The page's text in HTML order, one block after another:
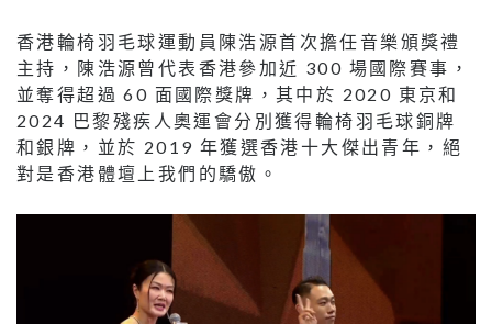
香港輪椅羽毛球運動員陳浩源首次擔任音樂頒獎禮
主持，陳浩源曾代表香港參加近 300 場國際賽事，
並奪得超過 60 面國際獎牌，其中於 2020 東京和
2024 巴黎殘疾人奧運會分別獲得輪椅羽毛球銅牌
和銀牌，並於 2019 年獲選香港十大傑出青年，絕
對是香港體壇上我們的驕傲。